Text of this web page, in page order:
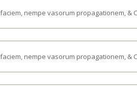
faciem, nempe vasorum propagationem,
faciem, nempe vasorum propagationem,